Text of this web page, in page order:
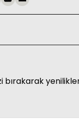
bırakarak